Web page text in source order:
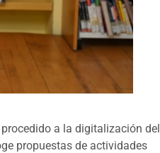
a la digitalización del
propuestas de actividades